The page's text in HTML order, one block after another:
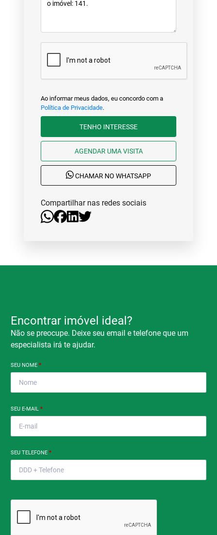
Ao informar meus dados, eu concordo com a
Política de Privacidade.
TENHO INTERESSE
AGENDAR UMA VISITA
CHAMAR NO WHATSAPP
Compartilhar nas redes sociais
Encontrar imóvel ideal?
Não se preocupe. Deixe seu email e telefone que um
especialista irá te ajudar.
SEU NOME*
SEU E-MAIL*
SEU TELEFONE*